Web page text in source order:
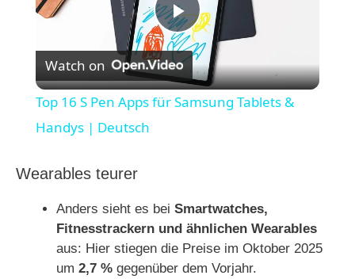
P
l
V
i
Watch on
Top 16 S Pen Apps für Samsung Tablets &
Handys | Deutsch
Wearables teurer
Anders sieht es bei Smartwatches,
Fitnesstrackern und ähnlichen Wearables
aus: Hier stiegen die Preise im Oktober 2025
um 2,7 % gegenüber dem Vorjahr.